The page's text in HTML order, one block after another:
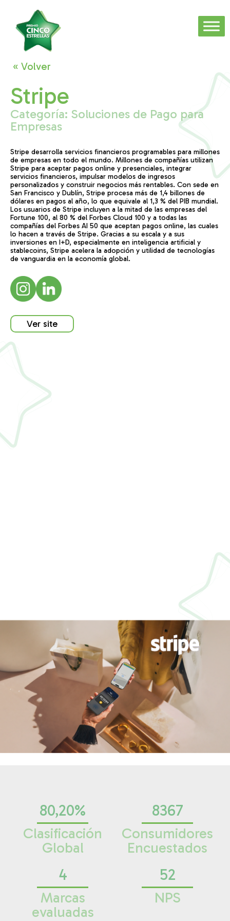
« Volver
Stripe
Categoría: Soluciones de Pago para
Empresas
Stripe desarrolla servicios financieros programables para millones
de empresas en todo el mundo. Millones de compañías utilizan
Stripe para aceptar pagos online y presenciales, integrar
servicios financieros, impulsar modelos de ingresos
personalizados y construir negocios más rentables. Con sede en
San Francisco y Dublín, Stripe procesa más de 1,4 billones de
dólares en pagos al año, lo que equivale al 1,3 % del PIB mundial.
Los usuarios de Stripe incluyen a la mitad de las empresas del
Fortune 100, al 80 % del Forbes Cloud 100 y a todas las
compañías del Forbes AI 50 que aceptan pagos online, las cuales
lo hacen a través de Stripe. Gracias a su escala y a sus
inversiones en I+D, especialmente en inteligencia artificial y
stablecoins, Stripe acelera la adopción y utilidad de tecnologías
de vanguardia en la economía global.
Ver site
80,20%
Clasificación
Global
8367
Consumidores
Encuestados
4
Marcas
evaluadas
52
NPS